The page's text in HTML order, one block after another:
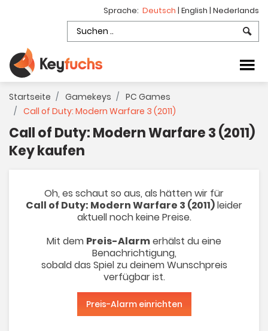
Sprache: Deutsch | English | Nederlands
Startseite Gamekeys
PC Games
Call of Duty: Modern Warfare 3 (2011)
Call of Duty: Modern Warfare 3 (2011)
Key kaufen
Oh, es schaut so aus, als hätten wir für
Call of Duty: Modern Warfare 3 (2011)leider
aktuell noch keine Preise.
Mit dem Preis-Alarmerhälst du eine
Benachrichtigung,
sobald das Spiel zu deinem Wunschpreis
verfügbar ist.
Preis-Alarm einrichten